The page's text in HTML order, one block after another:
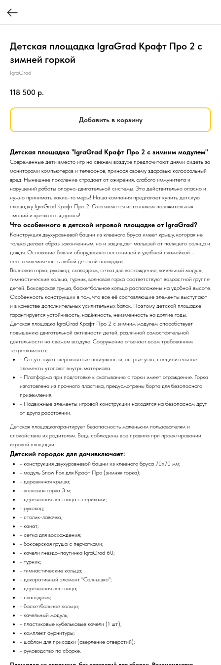
Детская площадка IgraGrad Крафт Про 2 с
зимней горкой
IgraGrad
118 500 р.
Добавить в корзину
Детская площадка "IgraGrad Крафт Про 2 с зимним модулем"
Современные дети вместо игр на свежем воздухе предпочитают днями сидеть за
мониторами компьютеров и телефонов, принося своему здоровью колоссальный
вред. Нынешнее поколение страдает от ожирения, слабого иммунитета и
нарушений работы опорно-двигательной системы. Это действительно опасно и
нужно принимать какие-то меры! Наша компания предлагает купить детскую
площадку IgraGrad Крафт Про 2. Она является источником положительных
эмоций и крепкого здоровья!
Что особенного в детcкой игровой площадке от IgraGrad?
Конструкция двухуровневой башни из клееного бруса имеет крышу, которая не
только делает образ законченным, но и защищает малышей от палящего солнца и
дождя. Основание башни оборудовано песочницей и удобной скамейкой –
неотъемлемая часть любой детской площадки.
Волновая горка, рукоход, скалодром, сетка для восхождения, качельный модуль,
гимнастические кольца, турник, волновая горка соответствуют возрастной группе
детей. Боксерская груша, баскетбольное кольцо расположены на удобной высоте.
Особенность конструкции в том, что все её составляющие элементы выступают
и в качестве дополнительных усилительных балок. Поэтому детской площадке
гарантируется устойчивость, надёжность, неизменность на долгие годы.
Детская площадка IgraGrad Крафт Про 2 с зимним модулем способствует
повышению двигательной активности детей, различной самостоятельной
деятельности на свежем воздухе. Сооружение отвечает всем требованиям
техрегламента:
- Отсутствуют шероховатые поверхности, острые углы, соединительные
элементы утопают внутрь материала.
- Платформа при подготовке к скатыванию с горки имеет ограждение. Горка
изготовлена из прочного пластика, предусмотрены борта для безопасного
приземления.
- Подвижные элементы игровой конструкции находятся на безопасном друг
от друга расстоянии.
Детская площадкагарантирует безопасность маленьким пользователям и
спокойствие их родителям. Ведь соблюдены все правила при проектировании
игровой площадки.
Детский городок для дачивключает:
- конструкция двухуровневой башни из клееного бруса 70х70 мм;
- модуль Snow Fox для Крафт Про (зимняя горка);
- деревянная крыша;
- волновая горка 3 м;
- деревянная лестница с перилами;
- рукоход;
- столик-лавочка;
- канат;
- сетка для восхождения;
- боксерская груша с перчатками;
- качели гнездо-паутинка IgraGrad 60;
- турник;
- гимнастические кольца;
- декоративный элемент "Солнышко";
- деревянная лестница;
- скалодром;
- баскетбольное кольцо;
- качельный модуль;
- пластиковые кубельковые качели (1 шт.);
- комплект фурнитуры;
- шаблон для присадки (сверление отверстий);
- руководство по сборке.